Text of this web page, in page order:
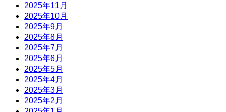
2025年11月
2025年10月
2025年9月
2025年8月
2025年7月
2025年6月
2025年5月
2025年4月
2025年3月
2025年2月